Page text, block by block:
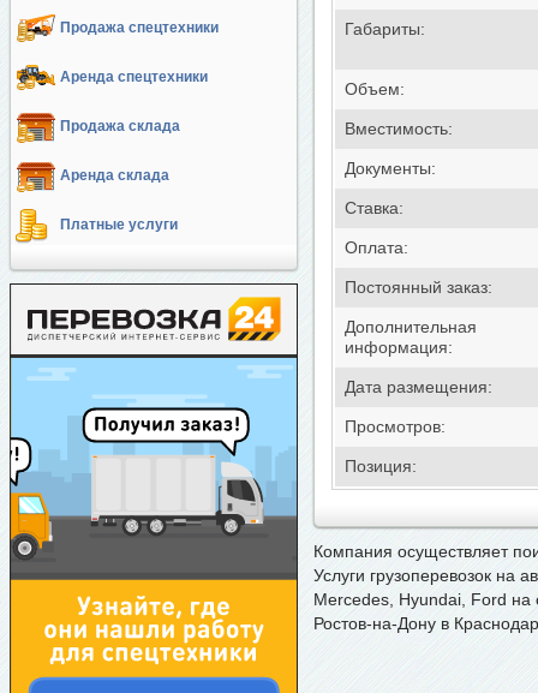
Продажа спецтехники
Аренда спецтехники
Продажа склада
Аренда склада
Платные услуги
Габариты:
Объем:
Вместимость:
Документы:
Ставка:
Оплата:
Постоянный заказ:
Дополнительная
информация:
Дата размещения:
Просмотров:
Позиция:
Компания осуществляет
Услуги грузоперевозок на
Mercedes, Hyundai, Ford на
Ростов-на-Дону в